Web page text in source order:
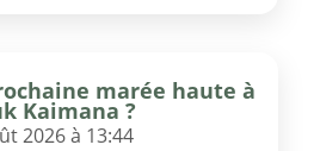
marée haute à
Kaimana ?
2026 à 13:44